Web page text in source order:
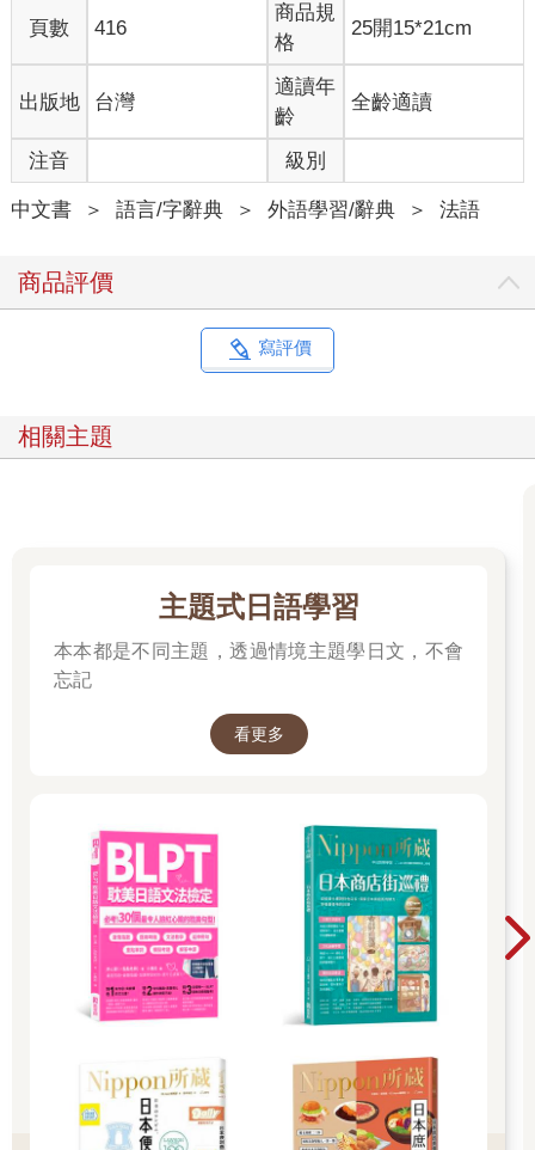
頁數 416
商品規
格
25開15*21cm
出版地 台灣
適讀年
齡
全齡適讀
注音 級別
中文書 ＞ 語言/字辭典 ＞ 外語學習/辭典 ＞ 法語
商品評價
寫評價
相關主題
主題式日語學習
本本都是不同主題，透過情境主題學日文，不會
忘記
看更多